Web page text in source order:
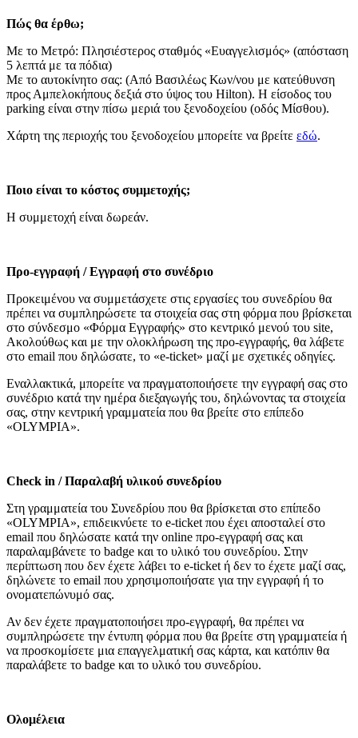
Πώς θα έρθω;
Με το Μετρό: Πλησιέστερος σταθμός «Ευαγγελισμός» (απόσταση
5 λεπτά με τα πόδια)
Με το αυτοκίνητο σας: (Από Βασιλέως Κων/νου με κατεύθυνση
προς Αμπελοκήπους δεξιά στο ύψος του Hilton). Η είσοδος του
parking είναι στην πίσω μεριά του ξενοδοχείου (οδός Μίσθου).
Χάρτη της περιοχής του ξενοδοχείου μπορείτε να βρείτε εδώ.
Ποιο είναι το κόστος συμμετοχής;
Η συμμετοχή είναι δωρεάν.
Προ-εγγραφή / Εγγραφή στο συνέδριο
Προκειμένου να συμμετάσχετε στις εργασίες του συνεδρίου θα
πρέπει να συμπληρώσετε τα στοιχεία σας στη φόρμα που βρίσκεται
στο σύνδεσμο «Φόρμα Εγγραφής» στο κεντρικό μενού του site,
Ακολούθως και με την ολοκλήρωση της προ-εγγραφής, θα λάβετε
στο email που δηλώσατε, το «e-ticket» μαζί με σχετικές οδηγίες.
Εναλλακτικά, μπορείτε να πραγματοποιήσετε την εγγραφή σας στο
συνέδριο κατά την ημέρα διεξαγωγής του, δηλώνοντας τα στοιχεία
σας, στην κεντρική γραμματεία που θα βρείτε στο επίπεδο
«OLYMPIA».
Check in / Παραλαβή υλικού συνεδρίου
Στη γραμματεία του Συνεδρίου που θα βρίσκεται στο επίπεδο
«OLYMPIA», επιδεικνύετε το e-ticket που έχει αποσταλεί στο
email που δηλώσατε κατά την online προ-εγγραφή σας και
παραλαμβάνετε το badge και το υλικό του συνεδρίου. Στην
περίπτωση που δεν έχετε λάβει το e-ticket ή δεν το έχετε μαζί σας,
δηλώνετε το email που χρησιμοποιήσατε για την εγγραφή ή το
ονοματεπώνυμό σας.
Αν δεν έχετε πραγματοποιήσει προ-εγγραφή, θα πρέπει να
συμπληρώσετε την έντυπη φόρμα που θα βρείτε στη γραμματεία ή
να προσκομίσετε μια επαγγελματική σας κάρτα, και κατόπιν θα
παραλάβετε το badge και το υλικό του συνεδρίου.
Ολομέλεια